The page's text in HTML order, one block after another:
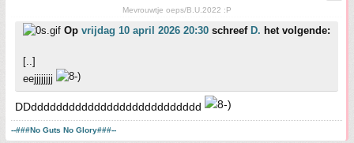
Mevrouwtje oeps/B.U.2022 :P
Op vrijdag 10 april 2026 20:30 schreef D. het volgende:
[..]
eejjjjjjjj
DDddddddddddddddddddddddddddd
--###No Guts No Glory###--